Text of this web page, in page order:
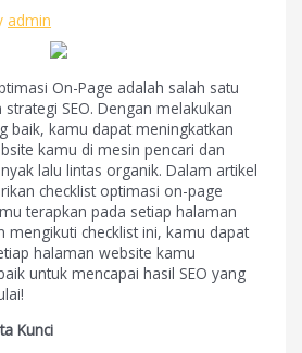
admin
On-Page adalah salah satu
SEO. Dengan melakukan
baik, kamu dapat meningkatkan
kamu di mesin pencari dan
lalu lintas organik. Dalam artikel
checklist optimasi on-page
terapkan pada setiap halaman
mengikuti checklist ini, kamu dapat
halaman website kamu
untuk mencapai hasil SEO yang
Kunci